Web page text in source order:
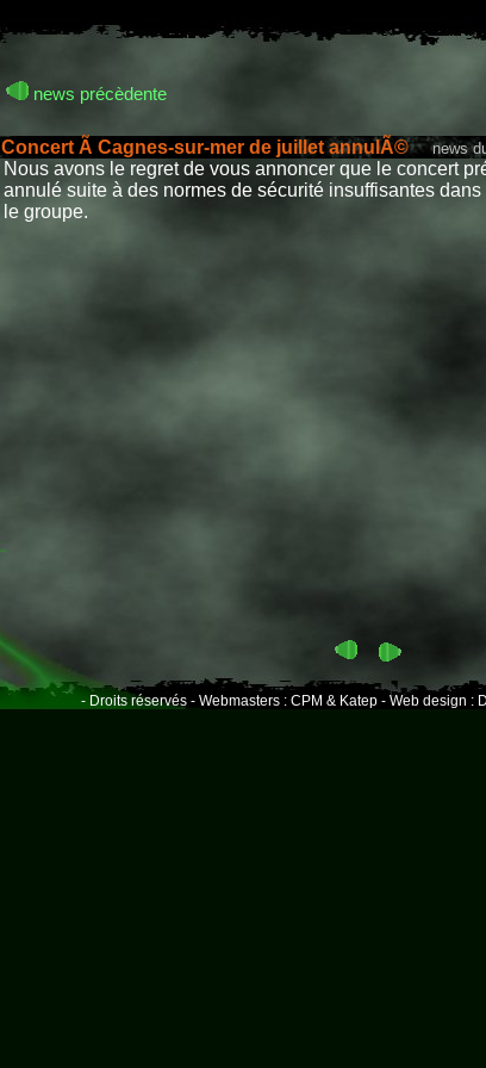
news précèdente
Concert Ã Cagnes-sur-mer de juillet annulÃ©news du
Nous avons le regret de vous annoncer que le concert
annulé suite à des normes de sécurité insuffisantes
le groupe.
- Droits réservés - Webmasters : CPM & Katep - Web design :